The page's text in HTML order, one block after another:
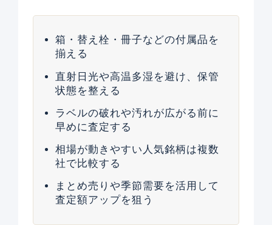
箱・替え栓・冊子などの付属品を
揃える
直射日光や高温多湿を避け、保管
状態を整える
ラベルの破れや汚れが広がる前に
早めに査定する
相場が動きやすい人気銘柄は複数
社で比較する
まとめ売りや季節需要を活用して
査定額アップを狙う